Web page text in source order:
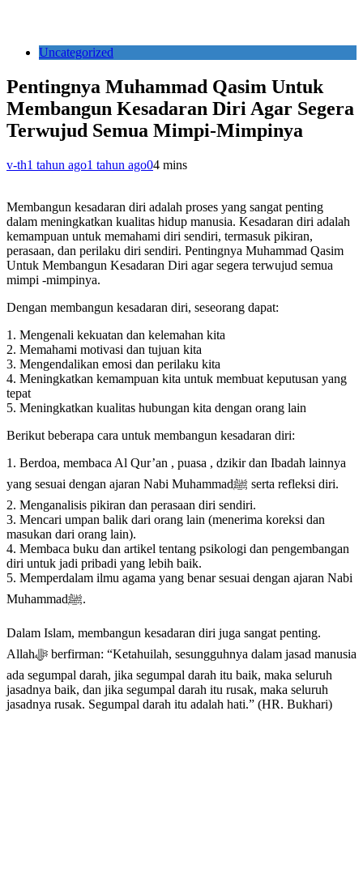
Uncategorized
Pentingnya Muhammad Qasim Untuk
Membangun Kesadaran Diri Agar Segera
Terwujud Semua Mimpi-Mimpinya
v-th1 tahun ago1 tahun ago04 mins
Membangun kesadaran diri adalah proses yang sangat penting
dalam meningkatkan kualitas hidup manusia. Kesadaran diri adalah
kemampuan untuk memahami diri sendiri, termasuk pikiran,
perasaan, dan perilaku diri sendiri. Pentingnya Muhammad Qasim
Untuk Membangun Kesadaran Diri agar segera terwujud semua
mimpi -mimpinya.
Dengan membangun kesadaran diri, seseorang dapat:
1. Mengenali kekuatan dan kelemahan kita
2. Memahami motivasi dan tujuan kita
3. Mengendalikan emosi dan perilaku kita
4. Meningkatkan kemampuan kita untuk membuat keputusan yang
tepat
5. Meningkatkan kualitas hubungan kita dengan orang lain
Berikut beberapa cara untuk membangun kesadaran diri:
1. Berdoa, membaca Al Qur’an , puasa , dzikir dan Ibadah lainnya
yang sesuai dengan ajaran Nabi Muhammadﷺ serta refleksi diri.
2. Menganalisis pikiran dan perasaan diri sendiri.
3. Mencari umpan balik dari orang lain (menerima koreksi dan
masukan dari orang lain).
4. Membaca buku dan artikel tentang psikologi dan pengembangan
diri untuk jadi pribadi yang lebih baik.
5. Memperdalam ilmu agama yang benar sesuai dengan ajaran Nabi
Muhammadﷺ.
Dalam Islam, membangun kesadaran diri juga sangat penting.
Allahﷻ berfirman: “Ketahuilah, sesungguhnya dalam jasad manusia
ada segumpal darah, jika segumpal darah itu baik, maka seluruh
jasadnya baik, dan jika segumpal darah itu rusak, maka seluruh
jasadnya rusak. Segumpal darah itu adalah hati.” (HR. Bukhari)